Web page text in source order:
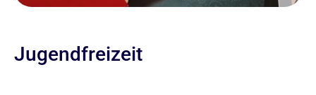
Jugendfreizeit